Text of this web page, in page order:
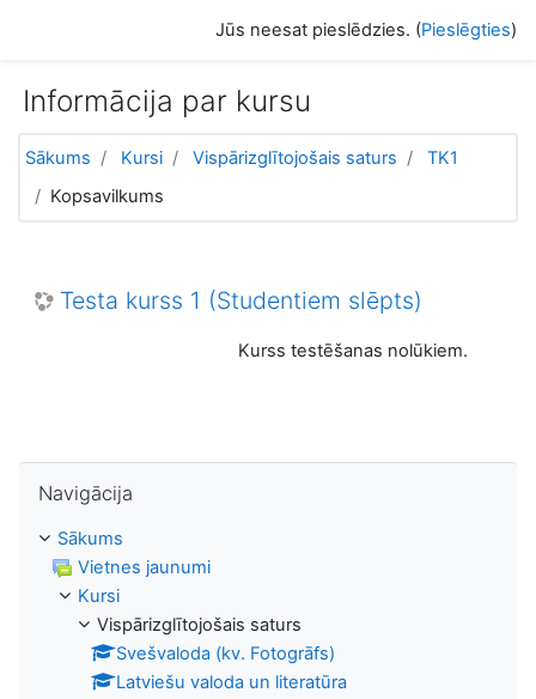
Jūs neesat pieslēdzies. (Pieslēgties)
Informācija par kursu
Sākums Kursi Vispārizglītojošais saturs
TK1
Kopsavilkums
Testa kurss 1 (Studentiem slēpts)
Kurss testēšanas nolūkiem.
Navigācija
Sākums
Vietnes jaunumi
Kursi
Vispārizglītojošais saturs
Svešvaloda (kv. Fotogrāfs)
Latviešu valoda un literatūra